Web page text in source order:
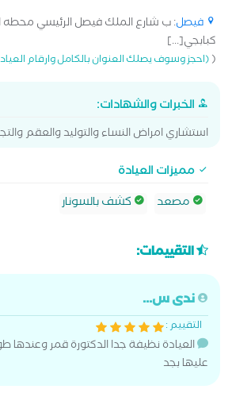
فيصل: ب شارع الملك فيصل الرئيسي محطه
كبابجي[...]
((احجز وسوف يصلك العنوان بالكامل وارقام
الخبرات والشهادات:
استشاري امراض النساء والتوليد والعقم
مميزات العيادة
مصعد
كشف بالسونار
التقييمات:
ندى س...
التقييم :
العيادة نظيفة جدا الدكتورة قمر وعندها
عليها بجد